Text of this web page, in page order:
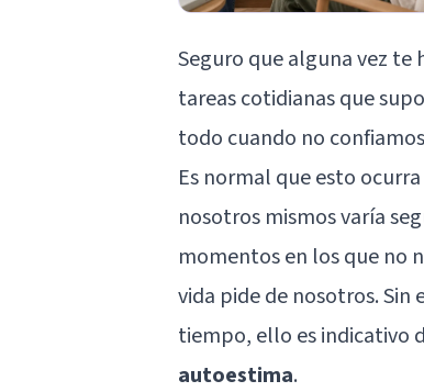
Seguro que alguna vez
tareas cotidianas que
todo cuando no
Es normal que esto
nosotros mismos varía
momentos en los que no
vida pide de nosotros.
tiempo, ello es indicativo
autoestima.